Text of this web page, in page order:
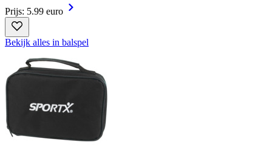
Prijs: 5.99 euro
Bekijk alles in balspel